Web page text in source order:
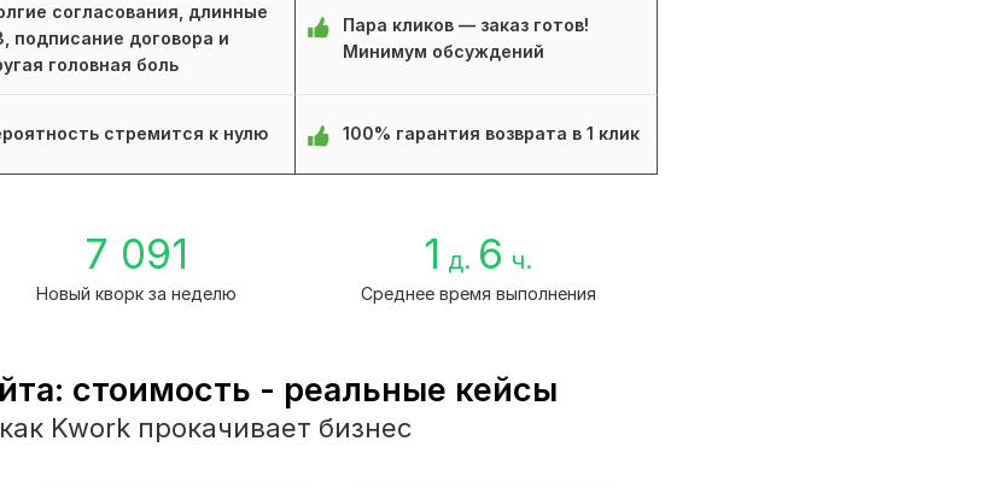
согласования, длинные
подписание договора и
головная боль
Пара кликов — заказ готов!
Минимум обсуждений
стремится к нулю 100% гарантия возврата в 1 клик
7 091
Новый кворк за неделю
1 д. 6 ч.
Среднее время выполнения
стоимость - реальные кейсы
Kwork прокачивает бизнес